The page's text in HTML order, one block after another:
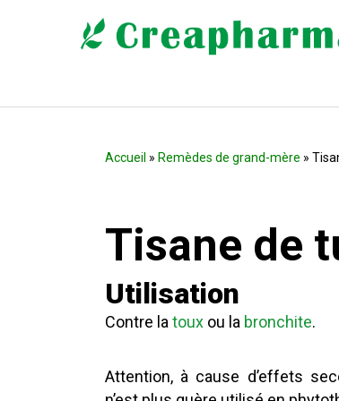
Accueil » Remèdes de grand-mère »
Tisane de
Utilisation
Contre la toux ou la bronchite.
Attention, à cause d’effets